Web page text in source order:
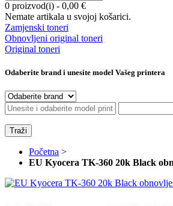
0 proizvod(i) - 0,00 €
Nemate artikala u svojoj košarici.
Zamjenski toneri
Obnovljeni original toneri
Original toneri
Odaberite brand i unesite model Vašeg printera
Traži
Početna >
EU Kyocera TK-360 20k Black